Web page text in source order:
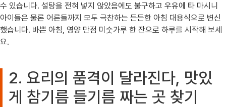
수 있습니다. 설탕을 전혀 넣지 않았음에도 불구하고 우유에 타 마시니
아이들은 물론 어른들까지 모두 극찬하는 든든한 아침 대용식으로 변신
했습니다. 바쁜 아침, 영양 만점 미숫가루 한 잔으로 하루를 시작해 보세
요.
2. 요리의 품격이 달라진다, 맛있
게 참기름 들기름 짜는 곳 찾기